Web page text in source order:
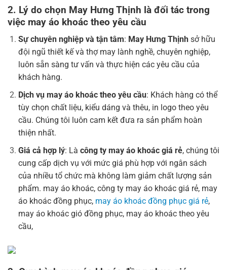
2. Lý do chọn May Hưng Thịnh là đối tác trong
việc may áo khoác theo yêu cầu
Sự chuyên nghiệp và tận tâm: May Hưng Thịnhsở hữu
đội ngũ thiết kế và thợ may lành nghề, chuyên nghiệp,
luôn sẵn sàng tư vấn và thực hiện các yêu cầu của
khách hàng.
Dịch vụ may áo khoác theo yêu cầu: Khách hàng có thể
tùy chọn chất liệu, kiểu dáng và thêu, in logo theo yêu
cầu. Chúng tôi luôn cam kết đưa ra sản phẩm hoàn
thiện nhất.
Giá cả hợp lý: Là công ty may áo khoác giá rẻ, chúng tôi
cung cấp dịch vụ với mức giá phù hợp với ngân sách
của nhiều tổ chức mà không làm giảm chất lượng sản
phẩm. may áo khoác, công ty may áo khoác giá rẻ, may
áo khoác đồng phục, may áo khoác đồng phục giá rẻ,
may áo khoác gió đồng phục, may áo khoác theo yêu
cầu,